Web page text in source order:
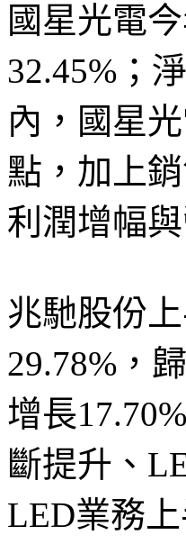
國星光電
32.45%；
內，國星
點，加上
利潤增幅
兆馳股份
29.78%，
增長
斷提升、
LED業務